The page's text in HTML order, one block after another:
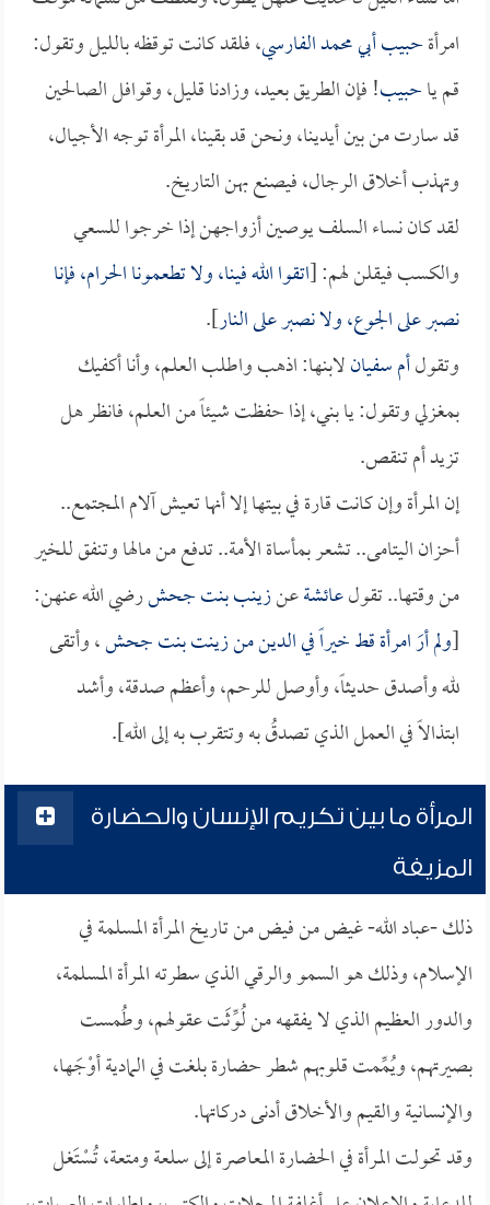
امرأةحبيب أبي محمد الفارسي، فلقد كانت توقظه بالليل وتقول:
قم ياحبيب! فإن الطريق بعيد، وزادنا قليل، وقوافل الصالحين
قد سارت من بين أيدينا، ونحن قد بقينا، المرأة توجه الأجيال،
وتهذب أخلاق الرجال، فيصنع بهن التاريخ.
لقد كان نساء السلف يوصين أزواجهن إذا خرجوا للسعي
والكسب فيقلن لهم: [اتقوا الله فينا، ولا تطعمونا الحرام، فإنا
نصبر على الجوع، ولا نصبر على النار].
وتقولأم سفيانلابنها: اذهب واطلب العلم، وأنا أكفيك
بمغزلي وتقول: يا بني، إذا حفظت شيئاً من العلم، فانظر هل
تزيد أم تنقص.
إن المرأة وإن كانت قارة في بيتها إلا أنها تعيش آلام المجتمع..
أحزان اليتامى.. تشعر بمأساة الأمة.. تدفع من مالها وتنفق للخير
من وقتها.. تقولعائشةعنزينب بنت جحشرضي الله عنهن:
[ولم أرَ امرأة قط خيراً في الدين منزينت بنت جحش، وأتقى
لله وأصدق حديثاً، وأوصل للرحم، وأعظم صدقة، وأشد
ابتذالاً في العمل الذي تصدقُ به وتتقرب به إلى الله].
المرأة ما بين تكريم الإنسان والحضارة
المزيفة
ذلك -عباد الله- غيض من فيض من تاريخ المرأة المسلمة في
الإسلام، وذلك هو السمو والرقي الذي سطرته المرأة المسلمة،
والدور العظيم الذي لا يفقهه من لُوِّثَت عقولهم، وطُمست
بصيرتهم، ويُمِّمت قلوبهم شطر حضارة بلغت في المادية أوْجَها،
والإنسانية والقيم والأخلاق أدنى دركاتها.
وقد تحولت المرأة في الحضارة المعاصرة إلى سلعة ومتعة، تُسْتَغل